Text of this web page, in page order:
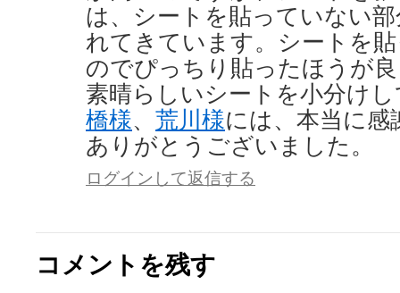
は、シートを貼っていない
れてきています。シートを
のでぴっちり貼ったほうが
素晴らしいシートを小分け
橋様、 荒川様には、本当に
ありがとうございました。
ログインして返信する
コメントを残す